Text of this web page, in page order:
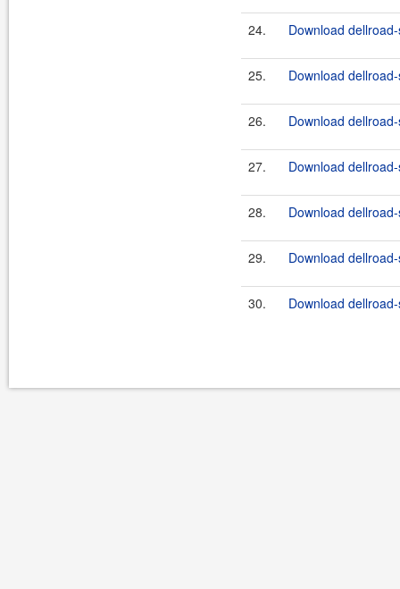
24. Download
25. Download
26. Download
27. Download
28. Download
29. Download
30. Download